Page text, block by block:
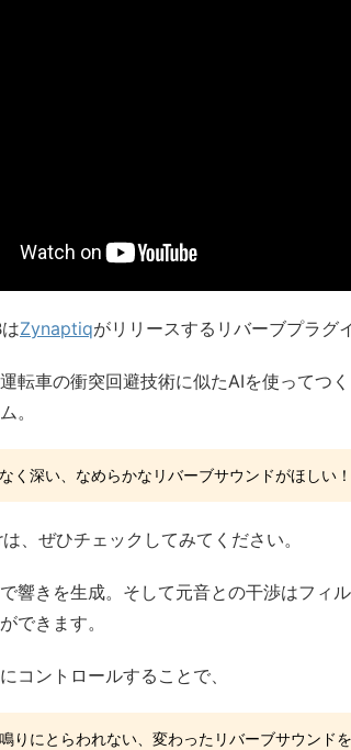
Zynaptiqがリリースするリバーブプラグ
転車の衝突回避技術に似たAIを使ってつ
。
く深い、なめらかなリバーブサウンドがほしい！
、ぜひチェックしてみてください。
響きを生成。そして元音との干渉はフィ
できます。
コントロールすることで、
りにとらわれない、変わったリバーブサウンド